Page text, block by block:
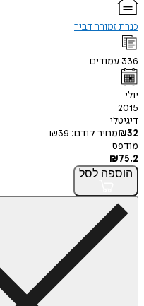
כנרת זמורה דביר
336 עמודים
יולי
2015
דיגיטלי
₪32 מחיר קודם: ₪39
מודפס
₪75.2
הוספה לסל